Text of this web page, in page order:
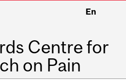
En
Centre for
on Pain